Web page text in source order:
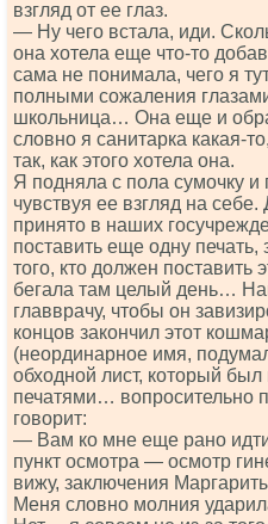
взгляд от ее глаз.
— Ну чего встала, иди.
она хотела еще что-то
сама не понимала, чего я
полными сожаления
школьница… Она еще и
словно я санитарка какая-
так, как этого хотела она.
Я подняла с пола сумочку
чувствуя ее взгляд на
принято в наших
поставить еще одну
того, кто должен поставить
бегала там целый день…
главврачу, чтобы он
концов закончил этот
(неординарное имя,
обходной лист, который
печатями… вопросительно
говорит:
— Вам ко мне еще рано
пункт осмотра — осмотр
вижу, заключения
Меня словно молния